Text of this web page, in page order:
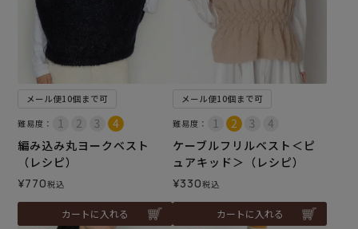
メール便10個まで可
難易度：
編み込み丸ヨークベスト
（レシピ）
¥770税込
カートに入れる
メール便10個まで可
難易度：
ケーブルフリルベスト＜ピ
ュアキッド＞（レシピ）
¥330税込
カートに入れる